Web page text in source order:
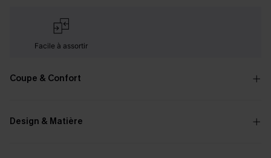
Facile à assortir
Coupe & Confort
Design & Matière